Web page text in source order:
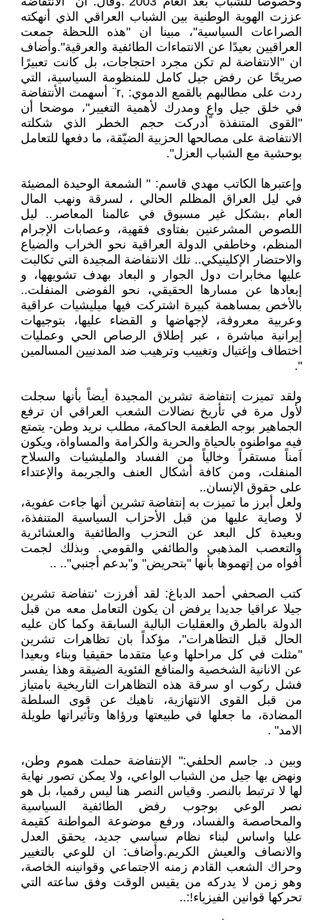
عززت الهوية الوطنية بين الشباب العراقي الذي أنهكته
الصراعات السياسية"، مبينا ان "هذه اللحظة جمعت
العراقيين بعيدًا عن الانتماءات الطائفية والعرقية".وأضاف
ان "الانتفاضة لم تكن مجرد احتجاجات، بل كانت تعبيرًا
صريحًا عن رفض جيل كامل للمنظومة السياسية، التي
ردت على مطالبهم بالقمع الدموي: ,r¨ أسهمت الأنتفاضة
في خلق جيل واعٍ ومدرك لأهمية التغيير"، موضحا أن
"القوى المتنفذة أدركت حجم الخطر الذي شكلته
الانتفاضة على مصالحها الحزبية الضيّقة، ما دفعها للتعامل
بوحشية مع الشباب العزل".
وإعتبرها الكاتب مهدي قاسم: " الشمعة الوحيدة المضيئة
في ليل العراق المظلم الحالي ، لسرقة ونهب المال
العام ،بشكل غير مسبوق في عالمنا المعاصر.. ليل
اللصوص المشرعنين بفتاوى فقهية، وعصابات الإجرام
المنظم، وخاطفي الدولة العراقية نحو الخراب والضياع
والاحتضار الإكلينيكي.. تلك الانتفاضة المجيدة التي تكالبت
عليها مخابرات دول الجوار و البعاد بهدف تشويهها، و
إبعادها عن مسارها الحقيقي، نحو الفوضى المنفلت..
بالأخص بمساهمة كبيرة اشتركت فيها ميليشيات عراقية
وعربية معروفة، لإجهاضها و القضاء عليها، بتوجيهات
إيرانية مباشرة ، عبر إطلاق الرصاص الحي وعمليات
اختطاف وإغتيال وتغييب وترهيب ضد المدنيين المسالمين
".
ولقد تميزت إنتفاضة تشرين المجيدة أيضاً بأنها سجلت
لأول مرة في تأريخ نضالات الشعب العراقي ان ترفع
الجماهير بوجه الطغمة الحاكمة، مطلب نريد وطن- يتمتع
فيه مواطنوه بالحياة والحرية والكرامة والمساواة، ويكون
اَمناً مستقراً وخالياً من الفساد والمليشيات والسلاح
المنفلت، ومن كافة أشكال العنف والجريمة والإعتداء
على حقوق الإنسان..
ولعل أبرز ما تميزت به إنتفاضة تشرين أنها جاءت عفوية،
لا وصاية عليها من قبل الأحزاب السياسية المتنفذة،
وبعيدة كل البعد عن التحزب والطائفية والعشائرية
والتعصب المذهبي والطائفي والقومي. وبذلك لجمت
أفواه من إتهموها بأنها "بتحريض" و"بدعم أجنبي".. ..
كتب الصحفي أحمد الدباغ: لقد أفرزت ‘نتفاضة تشرين
جيلا عراقيا جديدا يرفض ان يكون التعامل معه من قبل
الدولة بالطرق والعقليات البالية السابقة وكما كان عليه
الحال قبل التظاهرات"، مؤكداً بان تظاهرات تشرين
"مثلت في كل مراحلها وعيا متقدما حقيقيا وبناء وبعيدا
عن الانانية الشخصية والمنافع الفئوية الضيقة وهذا يفسر
فشل ركوب او سرقة هذه التظاهرات التاريخية بامتياز
من قبل القوى الانتهازية، ناهيك عن قوى السلطة
المضادة، ما جعلها في طبيعتها ورؤاها وتأثيراتها طويلة
الامد" .
وبين د. جاسم الحلفي:" الإنتفاضة حملت هموم وطن،
ونهض بها جيل من الشباب الواعي، ولا يمكن تصور نهاية
لها لا ترتبط بالنصر. وقياس النصر هنا ليس رقميا، بل هو
نصر الوعي بوجوب رفض الطائفية السياسية
والمحاصصة والفساد، ورفع موضوعة المواطنة كقيمة
عليا واساس لبناء نظام سياسي جديد، يحقق العدل
والانصاف والعيش الكريم.وأضاف: ان للوعي بالتغيير
وحراك الشعب القادم زمنه الاجتماعي وقوانينه الخاصة،
وهو زمن لا يدركه من يقيس الوقت وفق ساعته التي
تحركها قوانين الفيزياء!:..